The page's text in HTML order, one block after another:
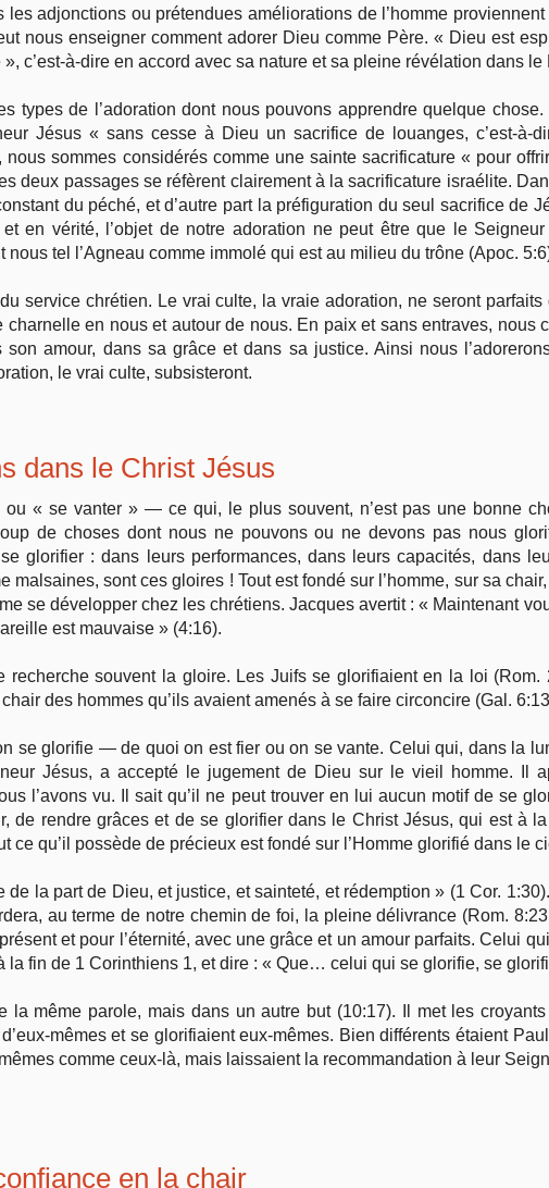
adjonctions ou prétendues améliorations de l’homme
nous enseigner comment adorer Dieu comme Père. « Dieu est
», c’est-à-dire en accord avec sa nature et sa pleine révélation dans
types de l’adoration dont nous pouvons apprendre quelque
Jésus « sans cesse à Dieu un sacri­fice de louanges, c’est-à-
sommes considérés comme une sainte sacrificature « pour
deux passages se réfèrent clairement à la sacrificature israélite.
du péché, et d’autre part la préfiguration du seul sacrifice de
en vérité, l’objet de notre adoration ne peut être que le
tel l’Agneau comme immolé qui est au milieu du trône (Apoc.
service chrétien. Le vrai culte, la vraie adoration, ne seront
en nous et autour de nous. En paix et sans entraves, nous
amour, dans sa grâce et dans sa justice. Ainsi nous
le vrai culte, subsisteront.
dans le Christ Jésus
« se vanter » — ce qui, le plus souvent, n’est pas une bonne
de choses dont nous ne pouvons ou ne devons pas nous
glorifier : dans leurs performances, dans leurs capacités, dans
malsaines, sont ces gloires ! Tout est fondé sur l’homme, sur sa
se développer chez les chrétiens. Jacques avertit : « Maintenant
est mauvaise » (4:16).
recherche souvent la gloire. Les Juifs se glorifiaient en la loi (Rom.
des hommes qu’ils avaient amenés à se faire circoncire (Gal.
se glorifie — de quoi on est fier ou on se vante. Celui qui, dans la
Jésus, a accepté le jugement de Dieu sur le vieil homme. Il
l’avons vu. Il sait qu’il ne peut trouver en lui aucun motif de se
de rendre grâces et de se glorifier dans le Christ Jésus, qui est à
ce qu’il possède de pré­cieux est fondé sur l’Homme glorifié dans le
la part de Dieu, et justice, et sainteté, et rédemption » (1 Cor.
au terme de notre chemin de foi, la pleine délivrance (Rom.
et pour l’éternité, avec une grâce et un amour parfaits. Celui
la fin de 1 Corinthiens 1, et dire : « Que… celui qui se glorifie, se
la même parole, mais dans un autre but (10:17). Il met les
mêmes et se glorifiaient eux-mêmes. Bien différents étaient
comme ceux-là, mais laissaient la recommandation à leur
en la chair